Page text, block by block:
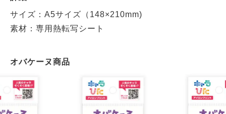
サイズ：A5サイズ（148×210mm)
素材：専用熱転写シート
オバケーヌ商品